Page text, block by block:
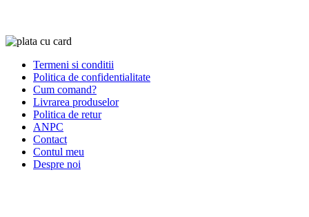
Termeni si conditii
Politica de confidentialitate
Cum comand?
Livrarea produselor
Politica de retur
ANPC
Contact
Contul meu
Despre noi